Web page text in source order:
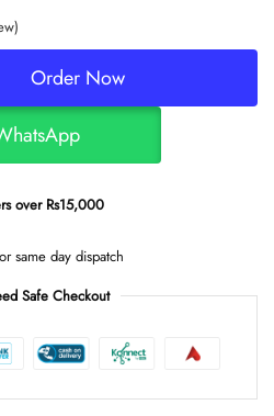
Order Now
over Rs15,000
same day dispatch
Safe Checkout